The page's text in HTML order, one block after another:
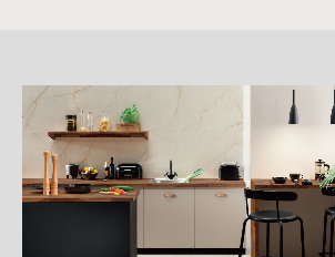
詳
細
介
紹